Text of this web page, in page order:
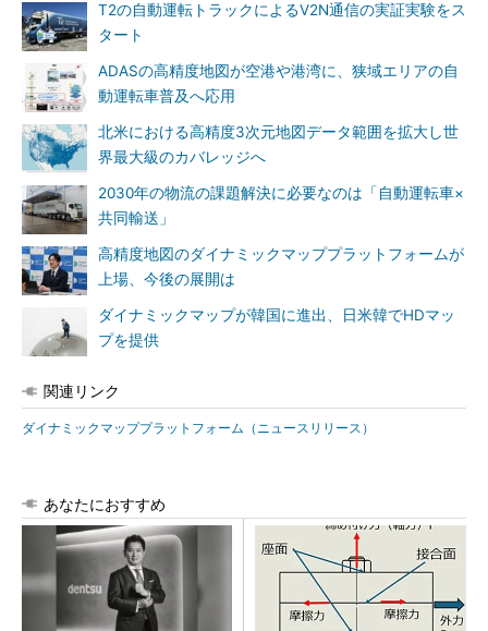
T2の自動運転トラックによるV2N通信の実証実験をス
タート
ADASの高精度地図が空港や港湾に、狭域エリアの自
動運転車普及へ応用
北米における高精度3次元地図データ範囲を拡大し世
界最大級のカバレッジへ
2030年の物流の課題解決に必要なのは「自動運転車×
共同輸送」
高精度地図のダイナミックマッププラットフォームが
上場、今後の展開は
ダイナミックマップが韓国に進出、日米韓でHDマッ
プを提供
関連リンク
ダイナミックマッププラットフォーム（ニュースリリース）
あなたにおすすめ